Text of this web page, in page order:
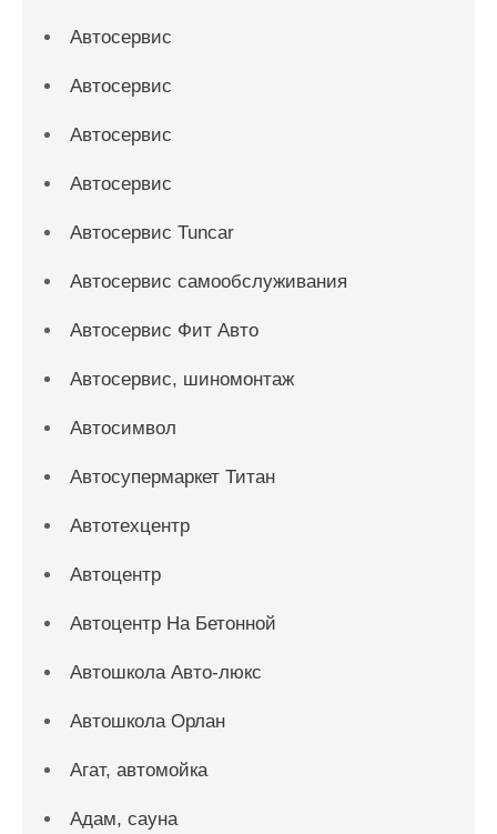
Автосервис
Автосервис
Автосервис
Автосервис
Автосервис Tuncar
Автосервис самообслуживания
Автосервис Фит Авто
Автосервис, шиномонтаж
Автосимвол
Автосупермаркет Титан
Автотехцентр
Автоцентр
Автоцентр На Бетонной
Автошкола Авто-люкс
Автошкола Орлан
Агат, автомойка
Адам, сауна